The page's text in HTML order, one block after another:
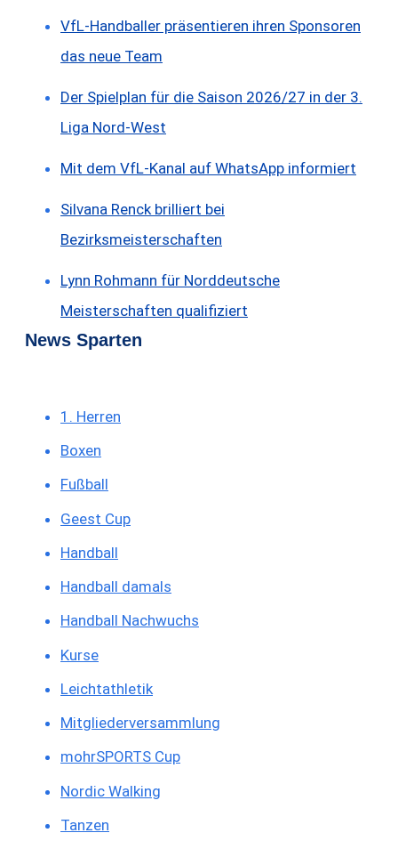
VfL-Handballer präsentieren ihren Sponsoren
das neue Team
Der Spielplan für die Saison 2026/27 in der 3.
Liga Nord-West
Mit dem VfL-Kanal auf WhatsApp informiert
Silvana Renck brilliert bei
Bezirksmeisterschaften
Lynn Rohmann für Norddeutsche
Meisterschaften qualifiziert
News Sparten
1. Herren
Boxen
Fußball
Geest Cup
Handball
Handball damals
Handball Nachwuchs
Kurse
Leichtathletik
Mitgliederversammlung
mohrSPORTS Cup
Nordic Walking
Tanzen